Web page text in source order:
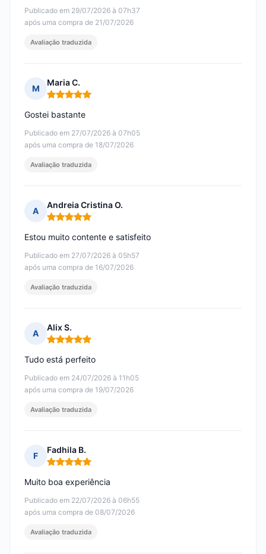
Publicado em 29/07/2026 à 07h37
após uma compra de 21/07/2026
Avaliação traduzida
M
Maria C.
Nota: 5 em 5
Publicado em 27/07/2026 à 07h05
após uma compra de 18/07/2026
Gostei bastante
Avaliação traduzida
A
Andreia Cristina O.
Nota: 5 em 5
Publicado em 27/07/2026 à 05h57
após uma compra de 16/07/2026
Estou muito contente e satisfeito
Avaliação traduzida
A
Alix S.
Nota: 5 em 5
Publicado em 24/07/2026 à 11h05
após uma compra de 19/07/2026
Tudo está perfeito
Avaliação traduzida
F
Fadhila B.
Nota: 5 em 5
Publicado em 22/07/2026 à 06h55
após uma compra de 08/07/2026
Muito boa experiência
Avaliação traduzida